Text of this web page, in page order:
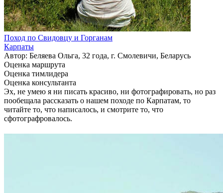
Поход по Свидовцу и Горганам
Карпаты
Автор: Беляева Ольга, 32 года, г. Смолевичи, Беларусь
Оценка маршрута
Оценка тимлидера
Оценка консультанта
Эх, не умею я ни писать красиво, ни фотографировать, но раз
пообещала рассказать о нашем походе по Карпатам, то
читайте то, что написалось, и смотрите то, что
сфотографровалось.